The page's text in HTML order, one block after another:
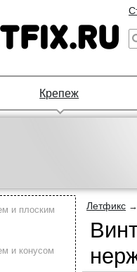
Крепеж
и плоским
и конусом
Летфикс